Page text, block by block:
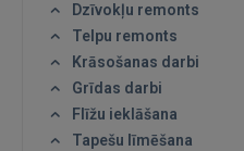
Dzīvokļu remonts
Telpu remonts
Krāsošanas darbi
Grīdas darbi
Flīžu ieklāšana
Tapešu līmēšana